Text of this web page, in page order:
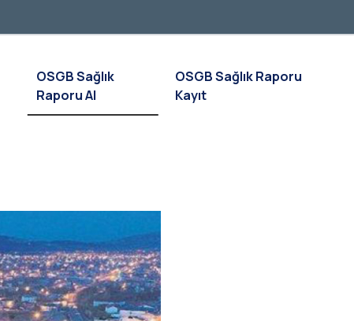
OSGB Sağlık
Raporu Al
OSGB Sağlık Raporu
Kayıt